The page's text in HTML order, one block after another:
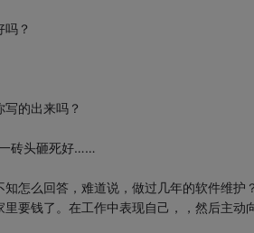
？
的出来吗？
砖头砸死好……
怎么回答，难道说，做过几年的软件维护
要钱了。在工作中表现自己，，然后主动